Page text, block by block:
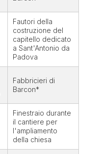
Fautori della
costruzione del
capitello dedicato
a Sant'Antonio da
Padova
Fabbricieri di
Barcon*
Finestraio durante
il cantiere per
l'ampliamento
della chiesa